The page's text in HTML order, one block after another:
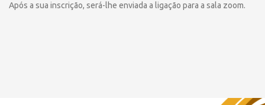
Após a sua inscrição, será-lhe enviada a ligação para a sala zoom.